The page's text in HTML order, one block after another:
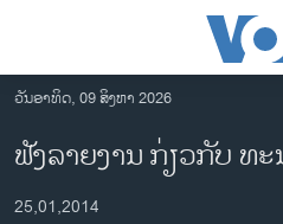
ເຂົ້າ
ຫາ
ຂ້າມ
ຂ້າມ
ລາວ
ອາເມຣິກາ
ວັນອາທິດ, 09 ສິງຫາ 2026
ຟັງລາຍງານ ກ່ຽວກັບ ທ
25,01,2014